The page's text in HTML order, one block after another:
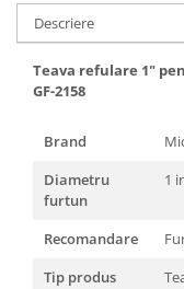
Hote telescopice
Hote traditionale
Masini de Spalat
Accesorii masini de
Masini automate de
Masini de spalat rufe
Masini de spalat rufe
Uscatoare de rufe
Masini de spalat vase
Descriere
Teava refulare 1"
GF-2158
Brand
Diametru
furtun
1
Recomandare
Tip produs